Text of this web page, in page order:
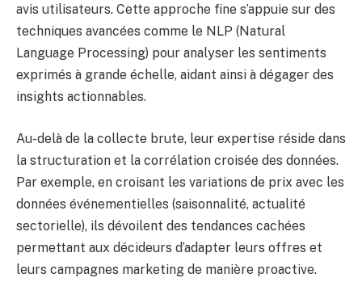
avis utilisateurs. Cette approche fine s’appuie sur des
techniques avancées comme le NLP (Natural
Language Processing) pour analyser les sentiments
exprimés à grande échelle, aidant ainsi à dégager des
insights actionnables.
Au-delà de la collecte brute, leur expertise réside dans
la structuration et la corrélation croisée des données.
Par exemple, en croisant les variations de prix avec les
données événementielles (saisonnalité, actualité
sectorielle), ils dévoilent des tendances cachées
permettant aux décideurs d’adapter leurs offres et
leurs campagnes marketing de manière proactive.